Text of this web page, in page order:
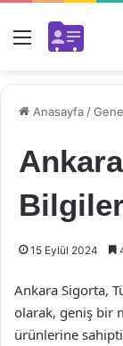
Menü
Anasayfa /
15 Eylül 2024
Ankara Sigorta,
olarak, geniş bir
ürünlerine